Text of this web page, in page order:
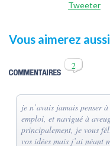
Tweeter
Vous aimerez aussi
2
je n’avais jamais penser
emploi, et navigué à
principalement, je vous
vos idées mais j’ai néant